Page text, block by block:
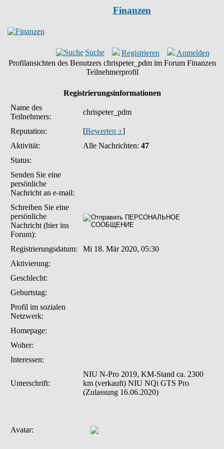
Finanzen
Suche Registrieren
Anmelden
Profilansichten des Benutzers chrispeter_pdm im Forum Finanzen
Teilnehmerprofil
Registrierungsinformationen
Name des
Teilnehmers:
chrispeter_pdm
Reputation: [Bewerten ±]
Aktivität:
Alle Nachrichten: 47
Status:
Senden Sie eine
persönliche
Nachricht an e-mail:
Schreiben Sie eine
persönliche
Nachricht (hier ins
Forum):
Registrierungsdatum:
Mi 18. Mär 2020, 05:30
Aktivierung:
Geschlecht:
Geburtstag:
Profil im sozialen
Netzwerk:
Homepage:
Woher:
Interessen:
Unterschrift:
NIU N-Pro 2019, KM-Stand ca. 2300
km (verkauft) NIU NQi GTS Pro
(Zulassung 16.06.2020)
Avatar: